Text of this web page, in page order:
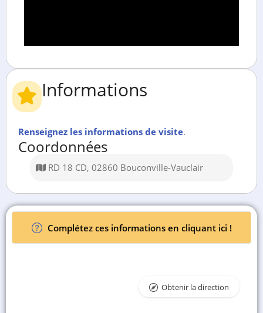
Informations
Renseignez les informations de visite.
Coordonnées
RD 18 CD, 02860 Bouconville-Vauclair
Complétez ces informations en cliquant ici !
Obtenir la direction